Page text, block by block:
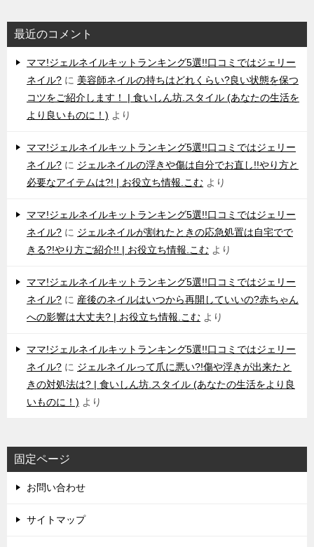
最近のコメント
ママ!ジェルネイルキットランキング5選!!口コミではジェリー
ネイル? に 美容師ネイルの持ちはどれくらい?良い状態を保つ
コツをご紹介します！ | 食いしん坊.スタイル (あなたの生活を
より良いものに！) より
ママ!ジェルネイルキットランキング5選!!口コミではジェリー
ネイル? に ジェルネイルの浮きや傷は自分でお直し!!やり方と
必要なアイテムは?! | お役立ち情報.こむ より
ママ!ジェルネイルキットランキング5選!!口コミではジェリー
ネイル? に ジェルネイルが割れたときの応急処置は自宅でで
きる?!やり方ご紹介!! | お役立ち情報.こむ より
ママ!ジェルネイルキットランキング5選!!口コミではジェリー
ネイル? に 産後のネイルはいつから再開していいの?赤ちゃん
への影響は大丈夫? | お役立ち情報.こむ より
ママ!ジェルネイルキットランキング5選!!口コミではジェリー
ネイル? に ジェルネイルって爪に悪い?!傷や浮きが出来たと
きの対処法は? | 食いしん坊.スタイル (あなたの生活をより良
いものに！) より
固定ページ
お問い合わせ
サイトマップ